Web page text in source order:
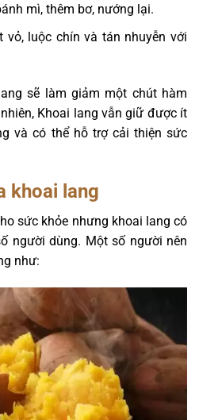
mì, thêm bơ, nướng lại.
vỏ, luộc chín và tán nhuyễn với
sẽ làm giảm một chút hàm
Khoai lang vẫn giữ được ít
và có thể hỗ trợ cải thiện sức
khoai lang
sức khỏe nhưng khoai lang có
người dùng. Một số người nên
như: